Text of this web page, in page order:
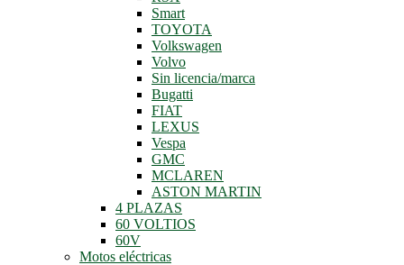
Smart
TOYOTA
Volkswagen
Volvo
Sin licencia/marca
Bugatti
FIAT
LEXUS
Vespa
GMC
MCLAREN
ASTON MARTIN
4 PLAZAS
60 VOLTIOS
60V
Motos eléctricas